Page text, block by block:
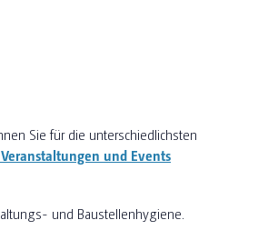
Sie für die unterschiedlichsten
und Events
und Baustellenhygiene.